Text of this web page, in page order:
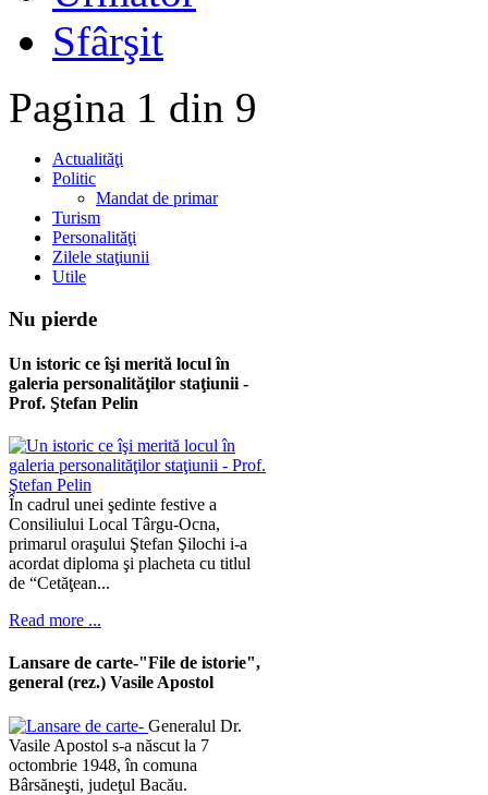
Sfârşit
Pagina 1 din 9
Actualităţi
Politic
Mandat de primar
Turism
Personalităţi
Zilele staţiunii
Utile
Nu pierde
Un istoric ce îşi merită locul în
galeria personalităţilor staţiunii -
Prof. Ştefan Pelin
În cadrul unei şedinte festive a
Consiliului Local Târgu-Ocna,
primarul oraşului Ştefan Şilochi i-a
acordat diploma şi placheta cu titlul
de “Cetăţean...
Read more ...
Lansare de carte-"File de istorie",
general (rez.) Vasile Apostol
Generalul Dr.
Vasile Apostol s-a născut la 7
octombrie 1948, în comuna
Bârsăneşti, judeţul Bacău.